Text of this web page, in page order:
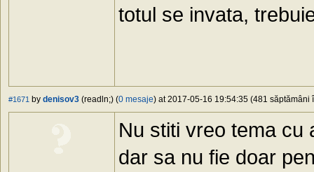
totul se invata,
#1671 by denisov3 (readln;) (0 mesaje) at 2017-05-16 19:54:35 (481 săptămâni
Nu stiti vreo tema cu
dar sa nu fie doar